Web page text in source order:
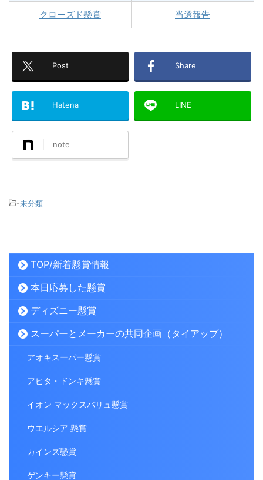
クローズド懸賞 当選報告
Post Share
Hatena LINE
note
-未分類
TOP/新着懸賞情報
本日応募した懸賞
ディズニー懸賞
スーパーとメーカーの共同企画（タイアップ）
アオキスーパー懸賞
アピタ・ドンキ懸賞
イオン マックスバリュ懸賞
ウエルシア 懸賞
カインズ懸賞
ゲンキー懸賞